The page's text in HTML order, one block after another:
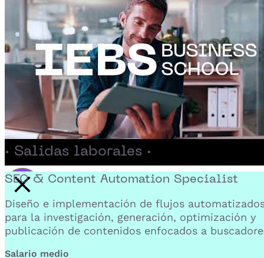
Activar reproducción del video
· Salidas laborales ·
SEO & Content Automation Specialist
Diseño e implementación de flujos
para la investigación, generación, optimización y
publicación de contenidos enfocados a
Salario medio